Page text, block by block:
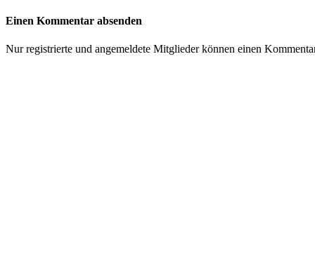
Einen Kommentar absenden
Nur registrierte und angemeldete Mitglieder können einen